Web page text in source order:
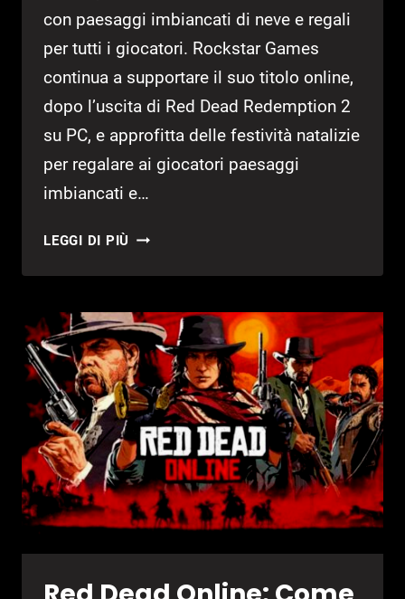
con paesaggi imbiancati di neve e regali
per tutti i giocatori. Rockstar Games
continua a supportare il suo titolo online,
dopo l’uscita di Red Dead Redemption 2
su PC, e approfitta delle festività natalizie
per regalare ai giocatori paesaggi
imbiancati e…
LEGGI DI PIÙ RED
E
REGALI
DISPONIBILI